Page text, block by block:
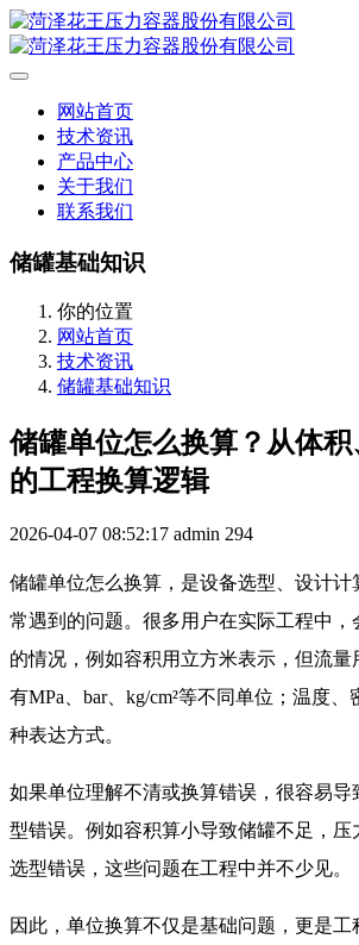
网站首页
技术资讯
产品中心
关于我们
联系我们
储罐基础知识
你的位置
网站首页
技术资讯
储罐基础知识
储罐单位怎么换算？从体
的工程换算逻辑
2026-04-07 08:52:17 admin 294
储罐单位怎么换算，是设备选型、设计计
常遇到的问题。很多用户在实际工程中，
的情况，例如容积用立方米表示，但流量
有MPa、bar、kg/cm²等不同单位；温度
种表达方式。
如果单位理解不清或换算错误，很容易导
型错误。例如容积算小导致储罐不足，压
选型错误，这些问题在工程中并不少见。
因此，单位换算不仅是基础问题，更是工